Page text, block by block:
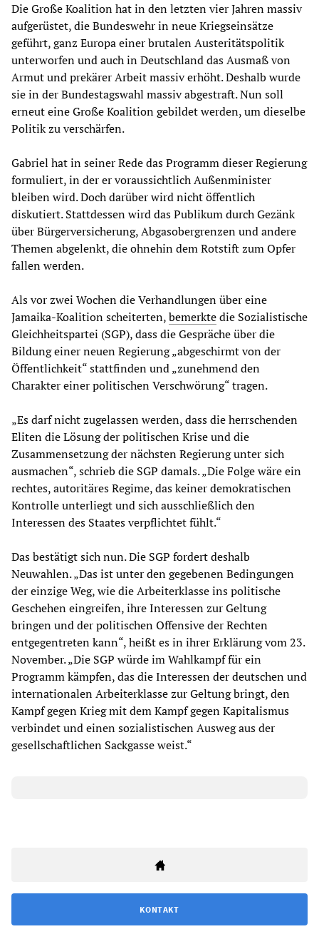
Die Große Koalition hat in den letzten vier Jahren massiv
aufgerüstet, die Bundeswehr in neue Kriegseinsätze
geführt, ganz Europa einer brutalen Austeritätspolitik
unterworfen und auch in Deutschland das Ausmaß von
Armut und prekärer Arbeit massiv erhöht. Deshalb wurde
sie in der Bundestagswahl massiv abgestraft. Nun soll
erneut eine Große Koalition gebildet werden, um dieselbe
Politik zu verschärfen.
Gabriel hat in seiner Rede das Programm dieser Regierung
formuliert, in der er voraussichtlich Außenminister
bleiben wird. Doch darüber wird nicht öffentlich
diskutiert. Stattdessen wird das Publikum durch Gezänk
über Bürgerversicherung, Abgasobergrenzen und andere
Themen abgelenkt, die ohnehin dem Rotstift zum Opfer
fallen werden.
Als vor zwei Wochen die Verhandlungen über eine
Jamaika-Koalition scheiterten,bemerktedie Sozialistische
Gleichheitspartei (SGP), dass die Gespräche über die
Bildung einer neuen Regierung „abgeschirmt von der
Öffentlichkeit“ stattfinden und „zunehmend den
Charakter einer politischen Verschwörung“ tragen.
„Es darf nicht zugelassen werden, dass die herrschenden
Eliten die Lösung der politischen Krise und die
Zusammensetzung der nächsten Regierung unter sich
ausmachen“, schrieb die SGP damals. „Die Folge wäre ein
rechtes, autoritäres Regime, das keiner demokratischen
Kontrolle unterliegt und sich ausschließlich den
Interessen des Staates verpflichtet fühlt.“
Das bestätigt sich nun. Die SGP fordert deshalb
Neuwahlen. „Das ist unter den gegebenen Bedingungen
der einzige Weg, wie die Arbeiterklasse ins politische
Geschehen eingreifen, ihre Interessen zur Geltung
bringen und der politischen Offensive der Rechten
entgegentreten kann“, heißt es in ihrer Erklärung vom 23.
November. „Die SGP würde im Wahlkampf für ein
Programm kämpfen, das die Interessen der deutschen und
internationalen Arbeiterklasse zur Geltung bringt, den
Kampf gegen Krieg mit dem Kampf gegen Kapitalismus
verbindet und einen sozialistischen Ausweg aus der
gesellschaftlichen Sackgasse weist.“
KONTAKT